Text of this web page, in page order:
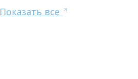
Показать все